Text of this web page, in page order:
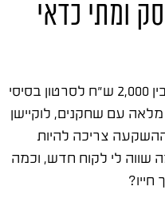
ומתי כדאי
טווח המחירים לסרטון לעסק נע בין 2,000 ש"ח לסרטון בסיסי
מלאה עם שחקנים, לוקיישן
צריכה להיות
לי לקוח חדש, וכמה